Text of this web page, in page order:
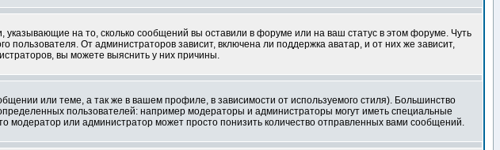
указывающие на то, сколько сообщений вы оставили в форуме или на ваш статус в этом форуме. Чуть
От администраторов зависит, включена ли поддержка аватар, и от них же зависит,
вы можете выяснить у них причины.
или теме, а так же в вашем профиле, в зависимости от используемого стиля). Большинство
пользователей: например модераторы и администраторы могут иметь специальные
или администратор может просто понизить количество отправленных вами сообщений.